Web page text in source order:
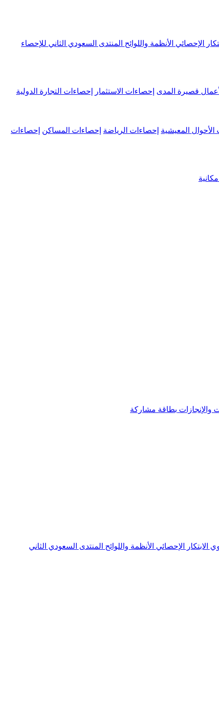
الإحصائي الأنظمة واللوائح المنتدى السعودي الثاني للإحصاء
قصيرة المدى إحصاءات الاستثمار إحصاءات التجارة الدولية
الأحوال المعيشية إحصاءات الرياضة إحصاءات المساكن إحصاءات
والإنجازات بطاقة مشاركة
الابتكار الإحصائي الأنظمة واللوائح المنتدى السعودي الثاني